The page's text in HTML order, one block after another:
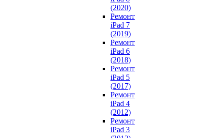
(2020)
Ремонт
iPad 7
(2019)
Ремонт
iPad 6
(2018)
Ремонт
iPad 5
(2017)
Ремонт
iPad 4
(2012)
Ремонт
iPad 3